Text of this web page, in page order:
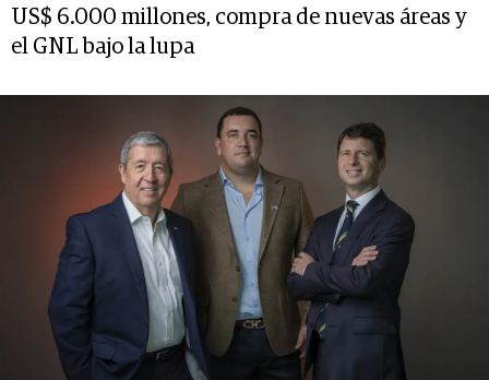
US$ 6.000 millones, compra de nuevas áreas y
el GNL bajo la lupa